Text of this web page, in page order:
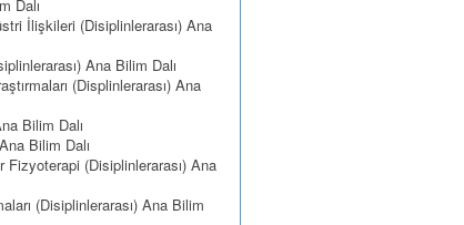
Dalı
İlişkileri (Disiplinlerarası) Ana
Ana Bilim Dalı
(Displinlerarası) Ana
Bilim Dalı
Bilim Dalı
Fizyoterapi (Disiplinlerarası) Ana
(Disiplinlerarası) Ana Bilim